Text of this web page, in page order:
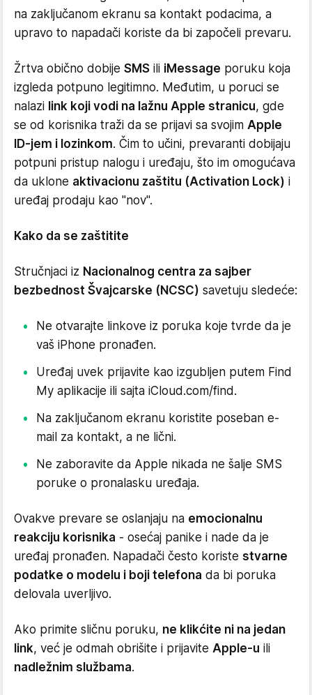
na zaključanom ekranu sa kontakt podacima, a
upravo to napadači koriste da bi započeli prevaru.
Žrtva obično dobije SMS ili iMessage poruku koja
izgleda potpuno legitimno. Međutim, u poruci se
nalazi link koji vodi na lažnu Apple stranicu, gde
se od korisnika traži da se prijavi sa svojim Apple
ID-jem i lozinkom. Čim to učini, prevaranti dobijaju
potpuni pristup nalogu i uređaju, što im omogućava
da uklone aktivacionu zaštitu (Activation Lock) i
uređaj prodaju kao "nov".
Kako da se zaštitite
Stručnjaci iz Nacionalnog centra za sajber
bezbednost Švajcarske (NCSC) savetuju sledeće:
Ne otvarajte linkove iz poruka koje tvrde da je
vaš iPhone pronađen.
Uređaj uvek prijavite kao izgubljen putem Find
My aplikacije ili sajta iCloud.com/find.
Na zaključanom ekranu koristite poseban e-
mail za kontakt, a ne lični.
Ne zaboravite da Apple nikada ne šalje SMS
poruke o pronalasku uređaja.
Ovakve prevare se oslanjaju na emocionalnu
reakciju korisnika - osećaj panike i nade da je
uređaj pronađen. Napadači često koriste stvarne
podatke o modelu i boji telefona da bi poruka
delovala uverljivo.
Ako primite sličnu poruku, ne klikćite ni na jedan
link, već je odmah obrišite i prijavite Apple-u ili
nadležnim službama.